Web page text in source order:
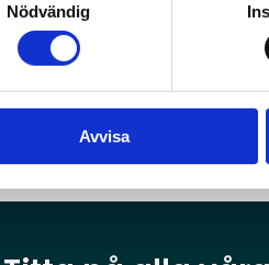
Nödvändig
Avvisa